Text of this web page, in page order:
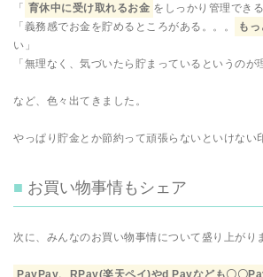
「 育休中に受け取れるお金 をしっかり管理でき
「義務感でお金を貯めるところがある。。。
も
い」
「無理なく、気づいたら貯まっているというのが
など、色々出てきました。
やっぱり貯金とか節約って頑張らないといけない
お買い物事情もシェア
次に、みんなのお買い物事情について盛り上がり
PayPay、RPay(楽天ペイ)やd Payなども〇〇